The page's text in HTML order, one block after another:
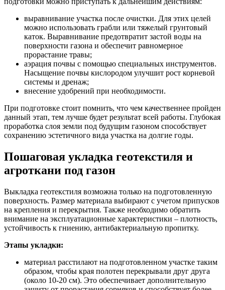
выравнивание участка после очистки. Для этих целей
можно использовать грабли или тяжелый грунтовый
каток. Выравнивание предотвратит застой воды на
поверхности газона и обеспечит равномерное
прорастание травы;
аэрация почвы с помощью специальных инструментов.
Насыщение почвы кислородом улучшит рост корневой
системы и дренаж;
внесение удобрений при необходимости.
При подготовке стоит помнить, что чем качественнее пройден
данный этап, тем лучше будет результат всей работы. Глубокая
проработка слоя земли под будущим газоном способствует
сохранению эстетичного вида участка на долгие годы.
Пошаговая укладка геотекстиля и
агроткани под газон
Выкладка геотекстиля возможна только на подготовленную
поверхность. Размер материала выбирают с учетом припусков
на крепления и перекрытия. Также необходимо обратить
внимание на эксплуатационные характеристики – плотность,
устойчивость к гниению, антибактериальную пропитку.
Этапы укладки:
материал расстилают на подготовленном участке таким
образом, чтобы края полотен перекрывали друг друга
(около 10-20 см). Это обеспечивает дополнительную